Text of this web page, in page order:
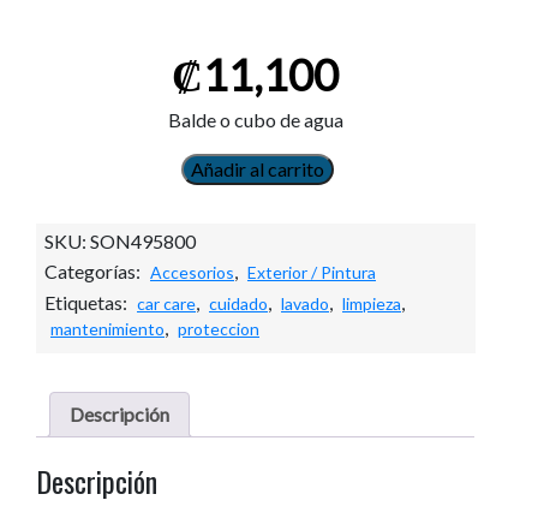
₡11,100
Balde o cubo de agua
BALDE
P/LAVADO
cantidad
Añadir al carrito
SKU: SON495800
Categorías: Accesorios, Exterior / Pintura
Etiquetas: car care, cuidado, lavado, limpieza,
mantenimiento, proteccion
Descripción
Descripción